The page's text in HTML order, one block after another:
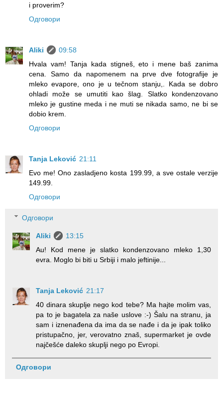
i proverim?
Одговори
Aliki
09:58
Hvala vam! Tanja kada stigneš, eto i mene baš zanima
cena. Samo da napomenem na prve dve fotografije je
mleko evapore, ono je u tečnom stanju,. Kada se dobro
ohladi može se umutiti kao šlag. Slatko kondenzovano
mleko je gustine meda i ne muti se nikada samo, ne bi se
dobio krem.
Одговори
Tanja Leković 21:11
Evo me! Ono zasladjeno kosta 199.99, a sve ostale verzije
149.99.
Одговори
Одговори
Aliki
13:15
Au! Kod mene je slatko kondenzovano mleko 1,30
evra. Moglo bi biti u Srbiji i malo jeftinije...
Tanja Leković 21:17
40 dinara skuplje nego kod tebe? Ma hajte molim vas,
pa to je bagatela za naše uslove :-) Šalu na stranu, ja
sam i iznenađena da ima da se nađe i da je ipak toliko
pristupačno, jer, verovatno znaš, supermarket je ovde
najčešće daleko skuplji nego po Evropi.
Одговори